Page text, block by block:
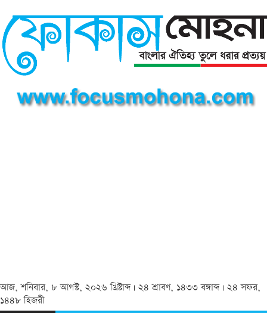
আজ, শনিবার, ৮ আগস্ট, ২০২৬ খ্রিষ্টাব্দ | ২৪ শ্রাবণ, ১৪৩৩ বঙ্গাব্দ | ২৪ সফর,
১৪৪৮ হিজরী